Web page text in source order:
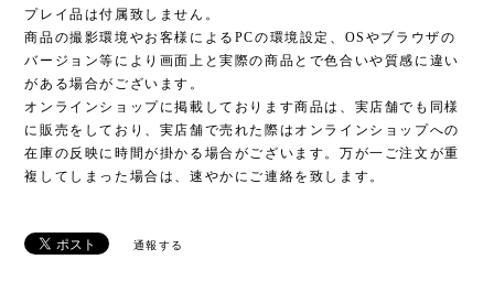
プレイ品は付属致しません。
商品の撮影環境やお客様によるPCの環境設定、OSやブラウザの
バージョン等により画面上と実際の商品とで色合いや質感に違い
がある場合がございます。
オンラインショップに掲載しております商品は、実店舗でも同様
に販売をしており、実店舗で売れた際はオンラインショップへの
在庫の反映に時間が掛かる場合がございます。万が一ご注文が重
複してしまった場合は、速やかにご連絡を致します。
通報する